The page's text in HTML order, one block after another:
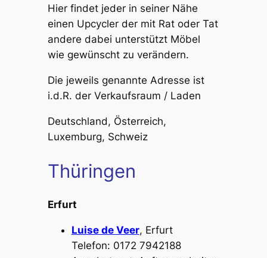
Hier findet jeder in seiner Nähe
einen Upcycler der mit Rat oder Tat
andere dabei unterstützt Möbel
wie gewünscht zu verändern.
Die jeweils genannte Adresse ist
i.d.R. der Verkaufsraum / Laden
Deutschland, Österreich,
Luxemburg, Schweiz
Thüringen
Erfurt
Luise de Veer, Erfurt
Telefon: 0172 7942188